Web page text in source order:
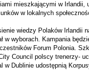
mieszkającymi w
w lokalnych
wiedzy Polaków Irlandii
w wyborach. Kampania
Forum Polonia.
Council polscy trenerzy-
w Dublinie udostępnią